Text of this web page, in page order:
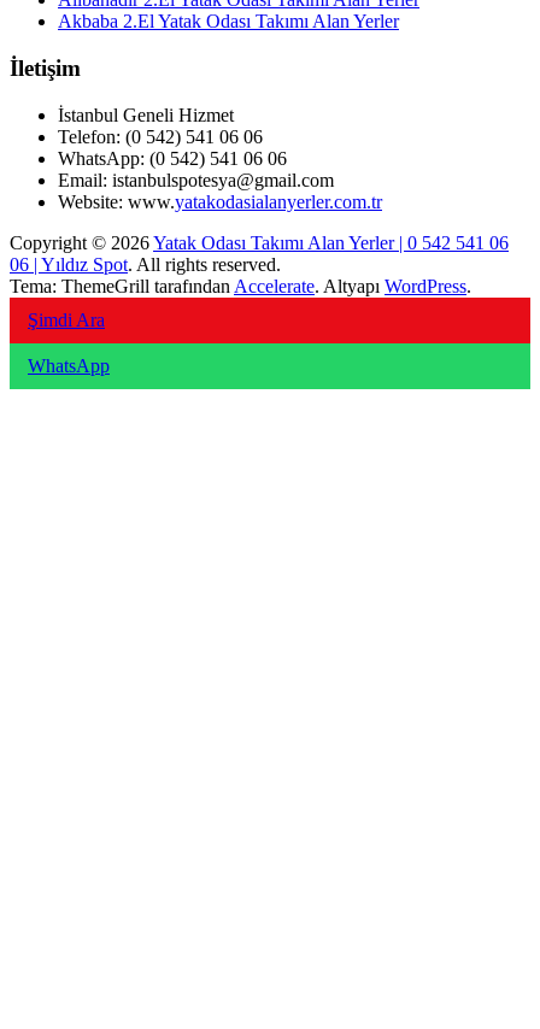
Akbaba 2.El Yatak Odası Takımı Alan Yerler
İletişim
İstanbul Geneli Hizmet
Telefon: (0 542) 541 06 06
WhatsApp: (0 542) 541 06 06
Email: istanbulspotesya@gmail.com
Website: www.yatakodasialanyerler.com.tr
Copyright © 2026Yatak Odası Takımı Alan Yerler | 0 542 541 06
06 | Yıldız Spot. All rights reserved.
Tema: ThemeGrill tarafından Accelerate. Altyapı WordPress.
Şimdi Ara
WhatsApp